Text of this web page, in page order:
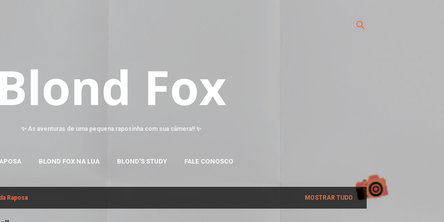
Blond Fox
✨ As aventuras de uma pequena raposinha com sua câmera!! ✨
BLOND FOX NA LUA BLOND'S STUDY FALE CONOSCO
Raposa MOSTRAR TUDO